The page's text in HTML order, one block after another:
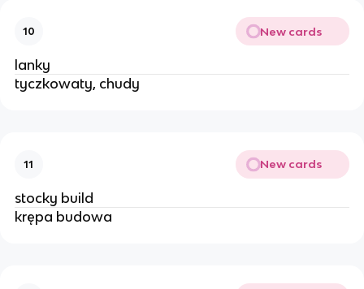
10 New cards
lanky
tyczkowaty, chudy
11 New cards
stocky build
krępa budowa